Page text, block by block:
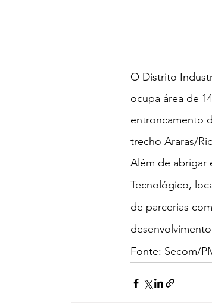
O Distrito
ocupa área de
entroncamento
trecho Araras/
Além de abrigar
Tecnológico,
de parcerias
Fonte: Secom/